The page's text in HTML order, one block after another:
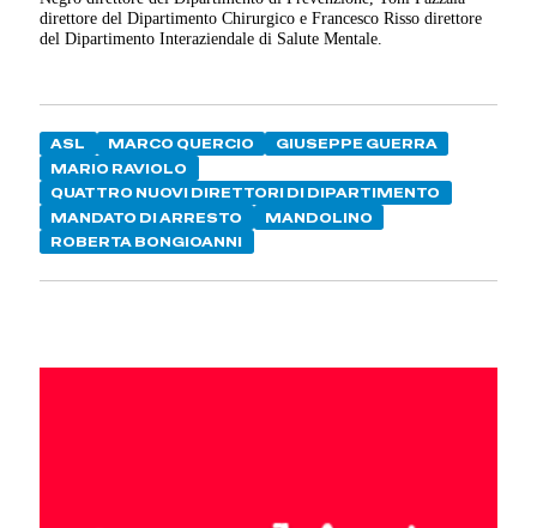
direttore del Dipartimento Chirurgico e Francesco Risso direttore
del Dipartimento Interaziendale di Salute Mentale.
ASL MARCO QUERCIO
GIUSEPPE GUERRA
MARIO RAVIOLO
QUATTRO NUOVI DIRETTORI DI DIPARTIMENTO
MANDATO DI ARRESTO
MANDOLINO
ROBERTA BONGIOANNI